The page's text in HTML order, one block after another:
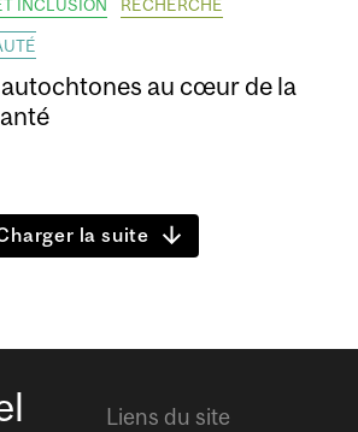
INCLUSION RECHERCHE
au cœur de la
la suite
Liens du site